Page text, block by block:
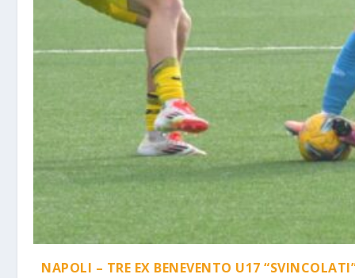
NAPOLI – TRE EX BENEVENTO U17